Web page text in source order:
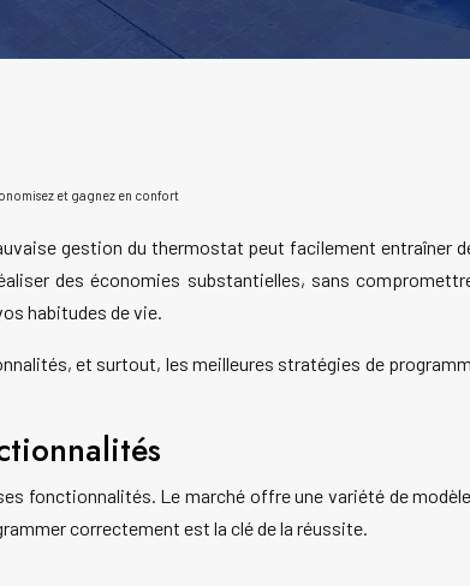
et gagnez en confort
gestion du thermostat peut facilement entraîner
des économies substantielles, sans
habitudes de vie.
et surtout, les meilleures stratégies de
fonctionnalités. Le marché offre une variété de
correctement est la clé de la réussite.